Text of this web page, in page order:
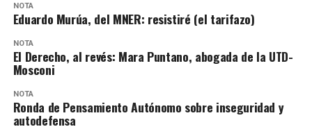
NOTA
Eduardo Murúa, del MNER: resistiré (el tarifazo)
NOTA
El Derecho, al revés: Mara Puntano, abogada de la UTD-
Mosconi
NOTA
Ronda de Pensamiento Autónomo sobre inseguridad y
autodefensa